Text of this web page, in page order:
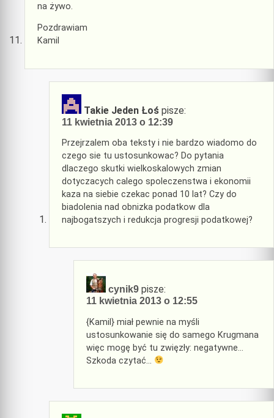
na żywo.
Pozdrawiam
Kamil
Takie Jeden Łoś pisze:
11 kwietnia 2013 o 12:39
Przejrzalem oba teksty i nie bardzo wiadomo do
czego sie tu ustosunkowac? Do pytania
dlaczego skutki wielkoskalowych zmian
dotyczacych calego spoleczenstwa i ekonomii
kaza na siebie czekac ponad 10 lat? Czy do
biadolenia nad obnizka podatkow dla
najbogatszych i redukcja progresji podatkowej?
cynik9 pisze:
11 kwietnia 2013 o 12:55
{Kamil} miał pewnie na myśli
ustosunkowanie się do samego Krugmana
więc mogę być tu zwięzły: negatywne…
Szkoda czytać…